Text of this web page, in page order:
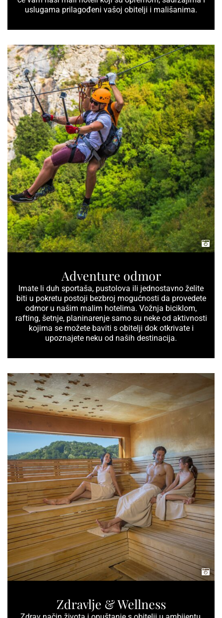
uslugama prilagođeni vašoj obitelji i mališanima.
Imate li duh sportaša, pustolova ili jednostavno želite
biti u pokretu postoji bezbroj mogućnosti da provedete
odmor u našim malim hotelima. Vožnja biciklom,
rafting, šetnje, planinarenje samo su neke od aktivnosti
kojima se možete baviti s obitelji dok otkrivate i
upoznajete neku od naših destinacija.
Adventure odmor
Zdravlje & Wellness